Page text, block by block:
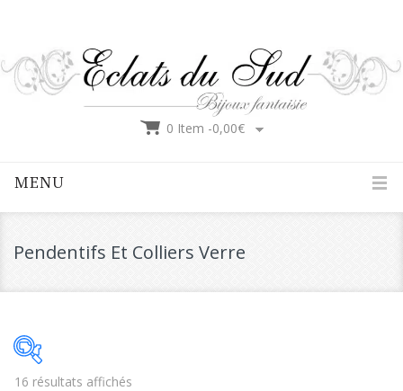
MENU
0 Item -0,00€
Pendentifs Et Colliers Verre
16 résultats affichés